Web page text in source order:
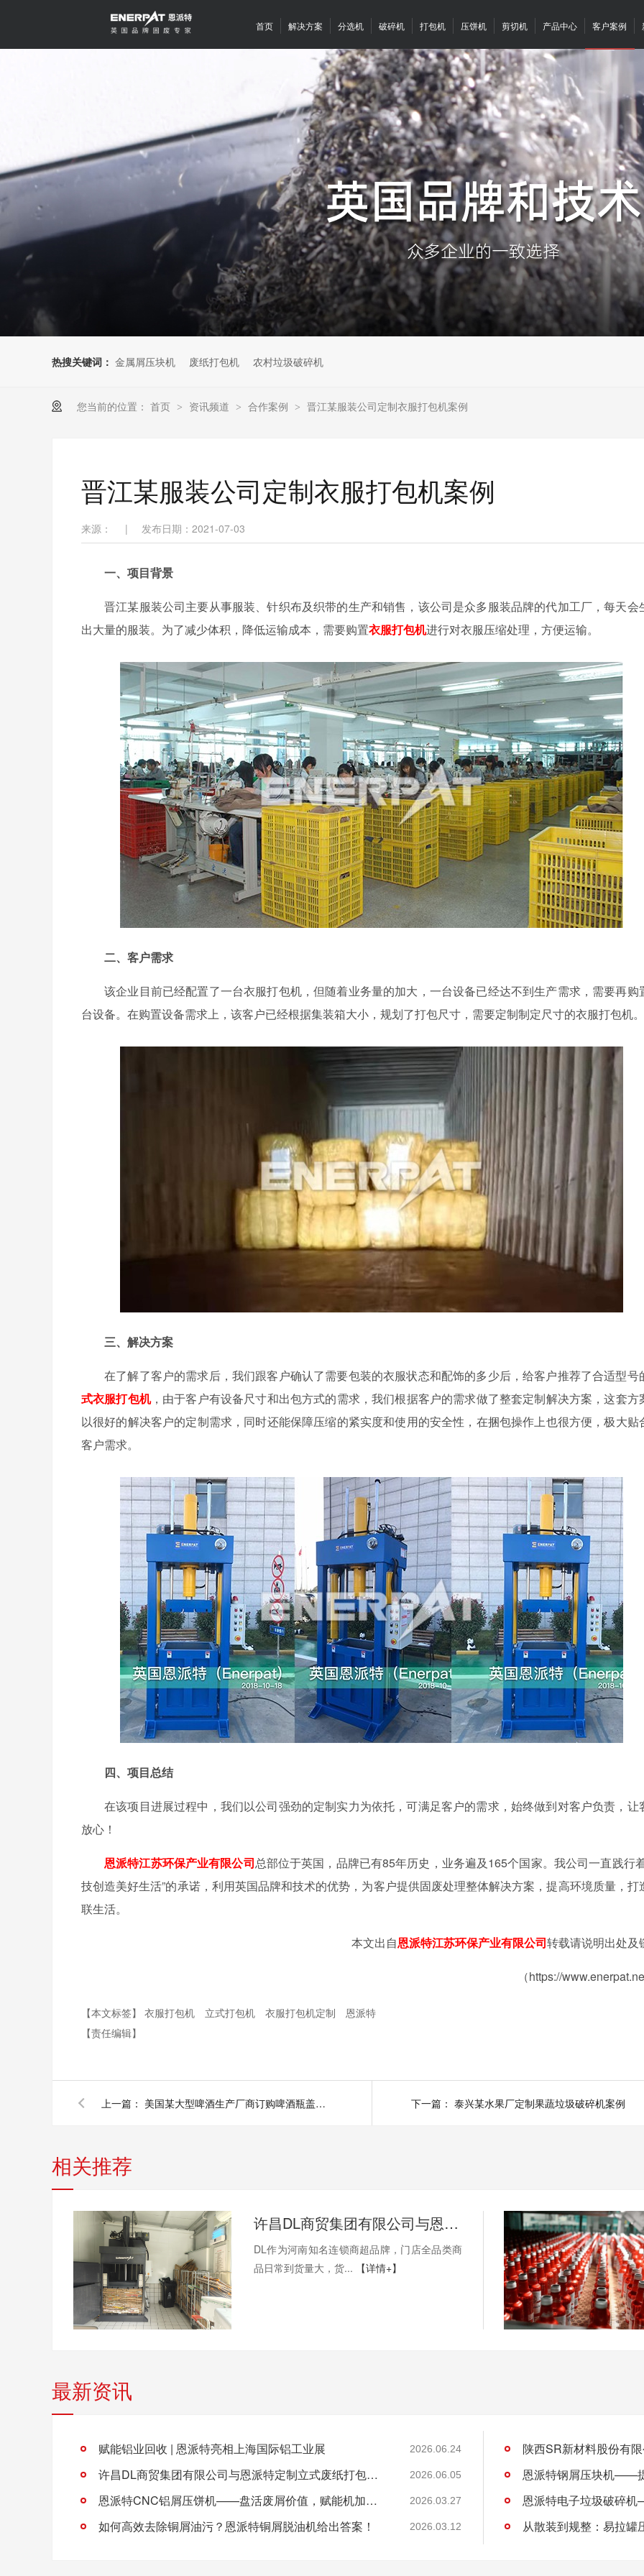
首页 解决方案 分选机 破碎机 打包机 压饼机 剪切机 产品中心 客户案例
热搜关键词： 金属屑压块机 废纸打包机 农村垃圾破碎机
您当前的位置： 首页 > 资讯频道 > 合作案例 > 晋江某服装公司定制衣服打包机案例
晋江某服装公司定制衣服打包机案例
来源： | 发布日期：2021-07-03
一、项目背景
晋江某服装公司主要从事服装、针织布及织带的生产和销售，该公司是众多服装品牌的代加工厂，每天会
出大量的服装。为了减少体积，降低运输成本，需要购置衣服打包机进行对衣服压缩处理，方便运输。
二、客户需求
该企业目前已经配置了一台衣服打包机，但随着业务量的加大，一台设备已经达不到生产需求，需要再购
台设备。在购置设备需求上，该客户已经根据集装箱大小，规划了打包尺寸，需要定制制定尺寸的衣服打包机。
三、解决方案
在了解了客户的需求后，我们跟客户确认了需要包装的衣服状态和配饰的多少后，给客户推荐了合适型号
式衣服打包机，由于客户有设备尺寸和出包方式的需求，我们根据客户的需求做了整套定制解决方案，这套方
以很好的解决客户的定制需求，同时还能保障压缩的紧实度和使用的安全性，在捆包操作上也很方便，极大贴
客户需求。
四、项目总结
在该项目进展过程中，我们以公司强劲的定制实力为依托，可满足客户的需求，始终做到对客户负责，让
放心！
恩派特江苏环保产业有限公司总部位于英国，品牌已有85年历史，业务遍及165个国家。我公司一直践行
技创造美好生活”的承诺，利用英国品牌和技术的优势，为客户提供固废处理整体解决方案，提高环境质量，打
联生活。
本文出自恩派特江苏环保产业有限公司转载请说明出处及
（https://
【本文标签】 衣服打包机 立式打包机 衣服打包机定制
恩派特
【责任编辑】
上一篇： 美国某大型啤酒生产厂商订购啤酒瓶盖撕碎机案例分享 下一篇： 泰兴某水果厂定制果蔬垃圾破碎机案例
相关推荐
许昌DL商贸集团有限公司与恩派特定制立式废纸打包机案例
DL作为河南知名连锁商超品牌，门店全品类商
品日常到货量大，货...
【详情+】
最新资讯
赋能铝业回收 | 恩派特亮相上海国际铝工业展 2026.06.24
许昌DL商贸集团有限公司与恩派特定制立式废纸打包机案例 2026.06.05
恩派特CNC铝屑压饼机——盘活废屑价值，赋能机加工绿色回收！ 2026.03.27
如何高效去除铜屑油污？恩派特铜屑脱油机给出答案！ 2026.03.12 从散装到规整：易拉罐